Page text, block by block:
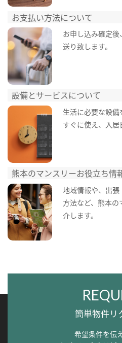
お支払い方法について
お申し込み確定
送り致します。
設備とサービスについて
生活に必要な設
すぐに使え、入居
熊本のマンスリーお役立ち情
地域情報や、出
方法など、熊本
介します。
簡単物件リ
希望条件を伝